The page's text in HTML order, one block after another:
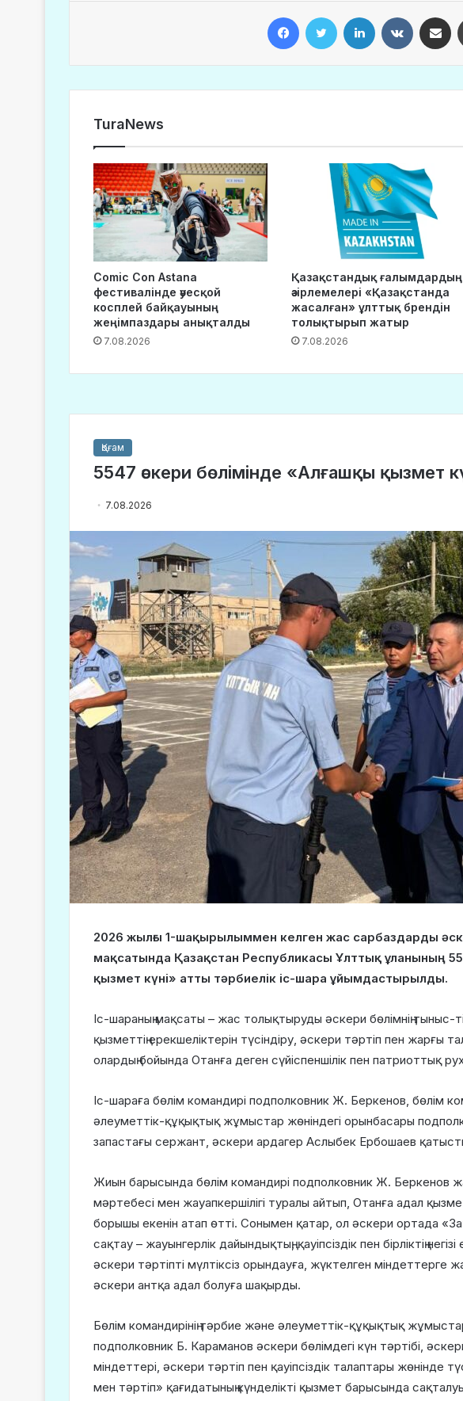
TuraNews
Comic Con Astana
фестивалінде әуесқой
косплей байқауының
жеңімпаздары анықталды
7.08.2026
Қазақстандық ғалымдардың
әзірлемелері «Қазақстанда
жасалған» ұлттық брендін
толықтырып жатыр
7.08.2026